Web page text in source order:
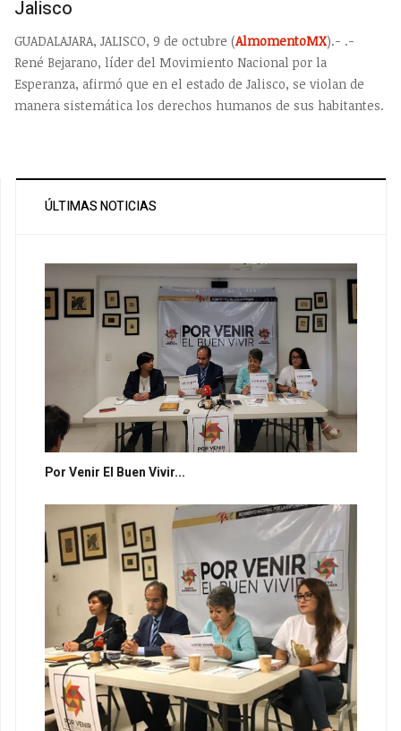
Jalisco
GUADALAJARA, JALISCO, 9 de octubre (AlmomentoMX).- .-
René Bejarano, líder del Movimiento Nacional por la
Esperanza, afirmó que en el estado de Jalisco, se violan de
manera sistemática los derechos humanos de sus habitantes.
ÚLTIMAS NOTICIAS
Por Venir El Buen Vivir...